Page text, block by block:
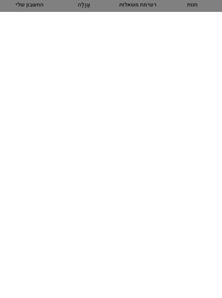
חנות רשימת משאלות עֲגָלָה החשבון שלי